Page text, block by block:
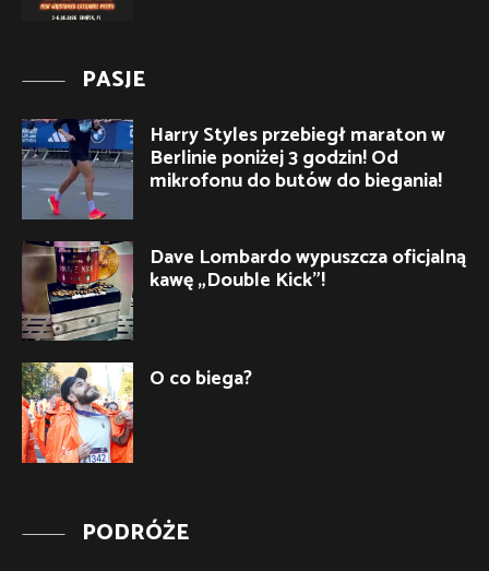
PASJE
Harry Styles przebiegł maraton w
Berlinie poniżej 3 godzin! Od
mikrofonu do butów do biegania!
Dave Lombardo wypuszcza oficjalną
kawę „Double Kick”!
O co biega?
PODRÓŻE